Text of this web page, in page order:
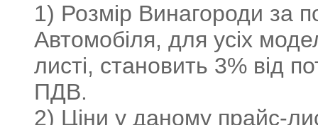
1) Розмір Винагороди за
Автомобіля, для усіх
листі, становить 3% від
ПДВ.
2) Ціни у даному прайс-